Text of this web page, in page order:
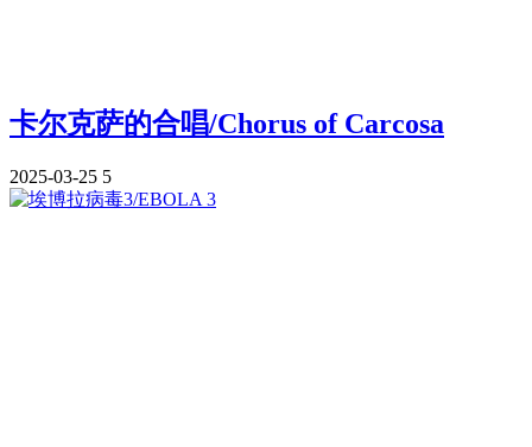
卡尔克萨的合唱/Chorus of Carcosa
2025-03-25 5